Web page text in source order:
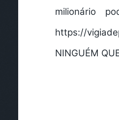
milionário
https://
NINGUÉM